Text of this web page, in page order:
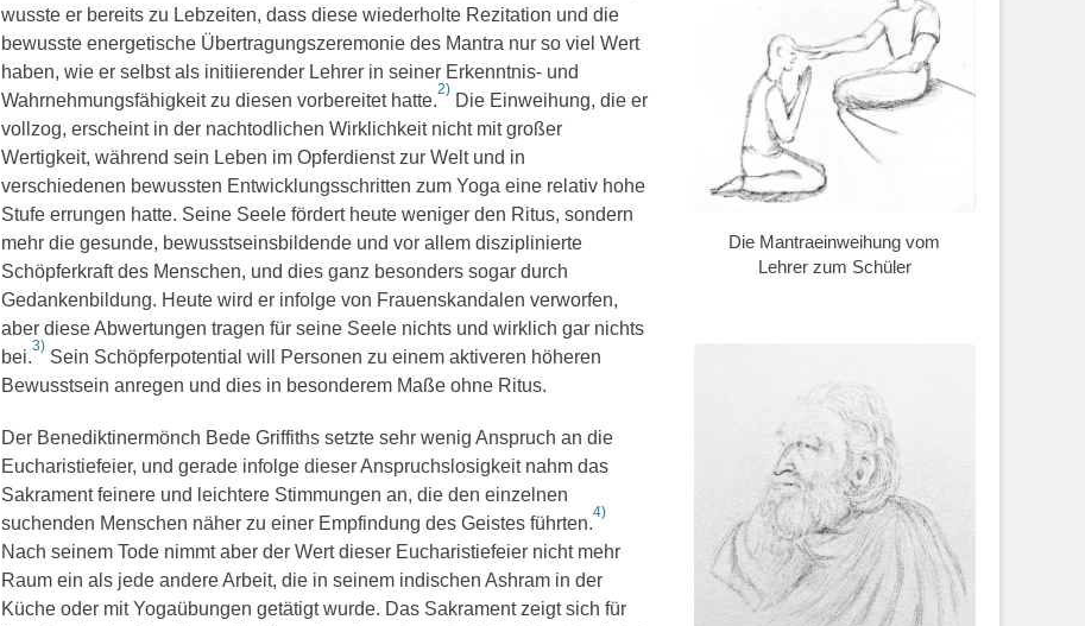
wusste er bereits zu Lebzeiten, dass diese wiederholte Rezitation und die
bewusste energetische Übertragungszeremonie des Mantra nur so viel Wert
haben, wie er selbst als initiierender Lehrer in seiner Erkenntnis- und
Wahrnehmungsfähigkeit zu diesen vorbereitet hatte.
2)
Die Einweihung, die er
vollzog, erscheint in der nachtodlichen Wirklichkeit nicht mit großer
Wertigkeit, während sein Leben im Opferdienst zur Welt und in
verschiedenen bewussten Entwicklungsschritten zum Yoga eine relativ hohe
Stufe errungen hatte. Seine Seele fördert heute weniger den Ritus, sondern
mehr die gesunde, bewusstseinsbildende und vor allem disziplinierte
Schöpferkraft des Menschen, und dies ganz besonders sogar durch
Gedankenbildung. Heute wird er infolge von Frauenskandalen verworfen,
aber diese Abwertungen tragen für seine Seele nichts und wirklich gar nichts
bei.
3)
Sein Schöpferpotential will Personen zu einem aktiveren höheren
Bewusstsein anregen und dies in besonderem Maße ohne Ritus.
Der Benediktinermönch Bede Griffiths setzte sehr wenig Anspruch an die
Eucharistiefeier, und gerade infolge dieser Anspruchslosigkeit nahm das
Sakrament feinere und leichtere Stimmungen an, die den einzelnen
suchenden Menschen näher zu einer Empfindung des Geistes führten.
4)
Nach seinem Tode nimmt aber der Wert dieser Eucharistiefeier nicht mehr
Raum ein als jede andere Arbeit, die in seinem indischen Ashram in der
Küche oder mit Yogaübungen getätigt wurde. Das Sakrament zeigt sich für
Die Mantraeinweihung vom
Lehrer zum Schüler